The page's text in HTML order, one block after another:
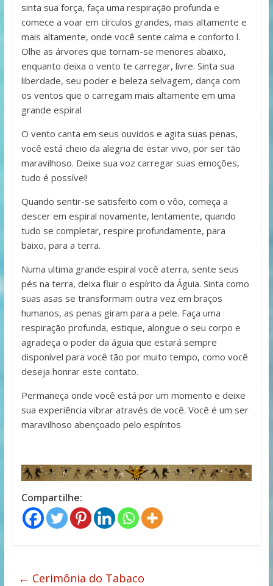
sinta sua força, faça uma respiração profunda e
comece a voar em círculos grandes, mais altamente e
mais altamente, onde você sente calma e conforto l.
Olhe as árvores que tornam-se menores abaixo,
enquanto deixa o vento te carregar, livre. Sinta sua
liberdade, seu poder e beleza selvagem, dança com
os ventos que o carregam mais altamente em uma
grande espiral
O vento canta em seus ouvidos e agita suas penas,
você está cheio da alegria de estar vivo, por ser tão
maravilhoso. Deixe sua voz carregar suas emoções,
tudo é possível!
Quando sentir-se satisfeito com o vôo, começa a
descer em espiral novamente, lentamente, quando
tudo se completar, respire profundamente, para
baixo, para a terra.
Numa ultima grande espiral você aterra, sente seus
pés na terra, deixa fluir o espírito da Águia. Sinta como
suas asas se transformam outra vez em braços
humanos, as penas giram para a pele. Faça uma
respiração profunda, estique, alongue o seu corpo e
agradeça o poder da águia que estará sempre
disponível para você tão por muito tempo, como você
deseja honrar este contato.
Permaneça onde você está por um momento e deixe
sua experiência vibrar através de você. Você é um ser
maravilhoso abençoado pelo espíritos
Compartilhe:
← Cerimônia do Tabaco